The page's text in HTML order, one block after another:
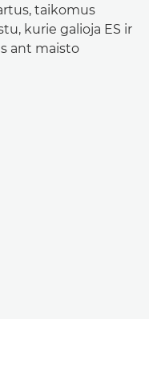
taikomus
kurie galioja ES ir
ant maisto